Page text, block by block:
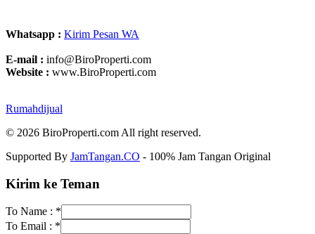
Whatsapp : Kirim Pesan WA
E-mail : info@BiroProperti.com
Website : www.BiroProperti.com
Rumahdijual
© 2026 BiroProperti.com All right reserved.
Supported By JamTangan.CO - 100% Jam Tangan Original
Kirim ke Teman
To Name : *
To Email : *